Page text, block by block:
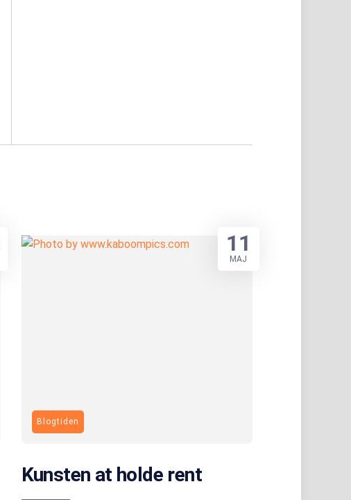
Blogtiden
Kunsten at holde rent
11
MAJ